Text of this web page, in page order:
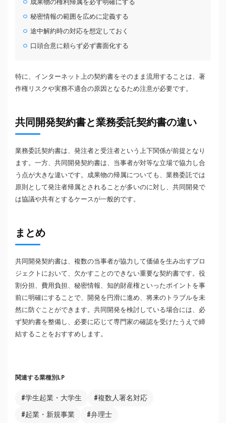
成果物の権利帰属を必ず明確にする
秘密情報の範囲を広めに定義する
途中解約時の対応を想定しておく
口頭合意に頼らず必ず書面化する
特に、インターネット上の契約書をそのまま流用することは、著
作権リスクや実務不適合の原因となるため注意が必要です。
共同開発契約書と業務委託契約書の違い
業務委託契約書は、発注者と受注者という上下関係が前提となり
ます。一方、共同開発契約書は、当事者が対等な立場で協力し合
う点が大きな違いです。成果物の帰属についても、業務委託では
原則として発注者帰属とされることが多いのに対し、共同開発で
は協議や共有とするケースが一般的です。
まとめ
共同開発契約書は、複数の当事者が協力して価値を生み出すプロ
ジェクトにおいて、欠かすことのできない重要な契約書です。役
割分担、費用負担、秘密情報、知的財産権といったポイントを事
前に明確にすることで、開発を円滑に進め、将来のトラブルを未
然に防ぐことができます。共同開発を検討している場合には、必
ず契約書を整備し、必要に応じて専門家の確認を受けたうえで締
結することをおすすめします。
関連する業種別LP
#学生起業・大学生 #複数人署名対応
#起業・新規事業 #弁理士